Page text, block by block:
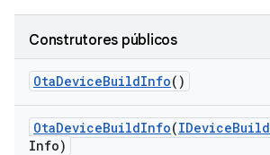
Construtores públicos
OtaDeviceBuildInfo()
OtaDeviceBuildInfo(IDeviceBuild
Info)